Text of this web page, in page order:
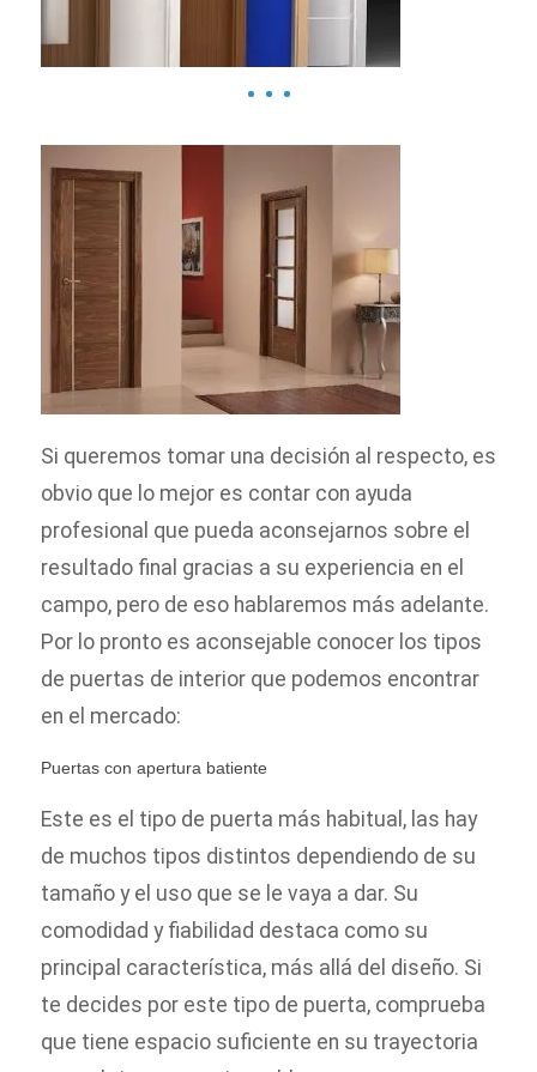
Si queremos tomar una decisión al respecto, es
obvio que lo mejor es contar con ayuda
profesional que pueda aconsejarnos sobre el
resultado final gracias a su experiencia en el
campo, pero de eso hablaremos más adelante.
Por lo pronto es aconsejable conocer los tipos
de puertas de interior que podemos encontrar
en el mercado:
Puertas con apertura batiente
Este es el tipo de puerta más habitual, las hay
de muchos tipos distintos dependiendo de su
tamaño y el uso que se le vaya a dar. Su
comodidad y fiabilidad destaca como su
principal característica, más allá del diseño. Si
te decides por este tipo de puerta, comprueba
que tiene espacio suficiente en su trayectoria